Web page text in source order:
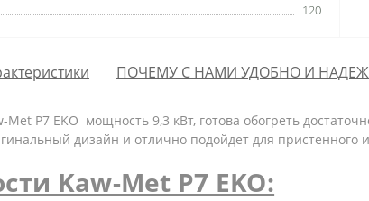
120
ПОЧЕМУ С НАМИ УДОБНО И
Met P7 EKO мощность 9,3 кВт, готова обогреть
дизайн и отлично подойдет для пристенного
Kaw-Met P7 EKO: